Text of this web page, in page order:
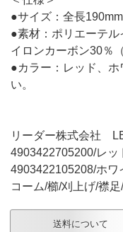
●サイズ：全長190mm
●素材：ポリエーテ
イロンカーボン30％
●カラー：レッド、ホ
い。
リーダー株式会社
4903422705200/レッ
4903422105208/ホワ
コーム/櫛/刈上げ/襟
送料について